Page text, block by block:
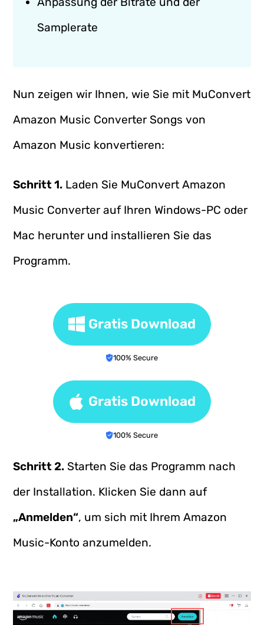
Samplerate
Nun zeigen wir Ihnen, wie Sie mit MuConvert
Amazon Music Converter Songs von
Amazon Music konvertieren:
Schritt 1. Laden Sie MuConvert Amazon
Music Converter auf Ihren Windows-PC oder
Mac herunter und installieren Sie das
Programm.
Gratis Download
100% Secure
Gratis Download
100% Secure
Schritt 2. Starten Sie das Programm nach
der Installation. Klicken Sie dann auf
„Anmelden“, um sich mit Ihrem Amazon
Music-Konto anzumelden.